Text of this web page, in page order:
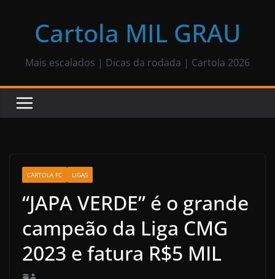
Cartola MIL GRAU
Mais escalados | Dicas da rodada | Cartola 2026
CARTOLA FC LIGAS
“JAPA VERDE” é o grande
campeão da Liga CMG
2023 e fatura R$5 MIL